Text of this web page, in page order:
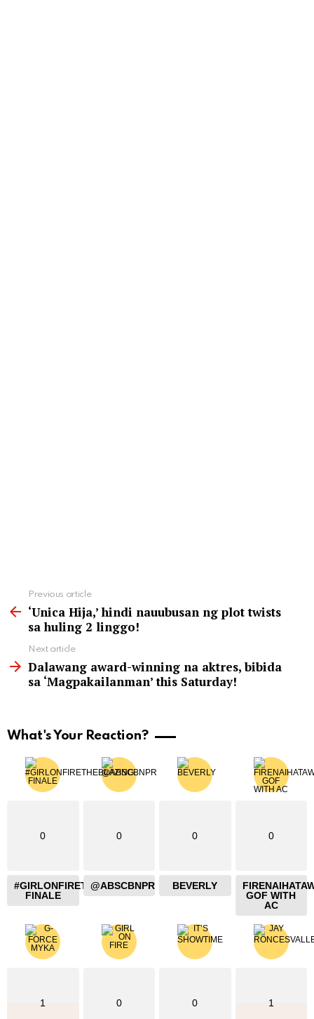
more
Previous article
‘Unica Hija,’ hindi nauubusan ng plot twists
sa huling 2 linggo!
Next article
Dalawang award-winning na aktres, bibida
sa ‘Magpakailanman’ this Saturday!
What's Your Reaction?
0
#GIRLONFIRETHEBLAZING
FINALE
0
@ABSCBNPR
0
BEVERLY
0
GOF WITH
AC
1 0 0 1